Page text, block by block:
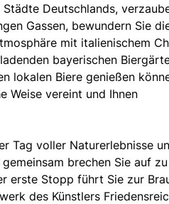
Deutschlands,
Gassen, bewundern Sie
mit italienischem
bayerischen
lokalen Biere genießen
Weise vereint und Ihnen
Tag voller Naturerlebnisse
brechen Sie auf
erste Stopp führt Sie zur
des Künstlers